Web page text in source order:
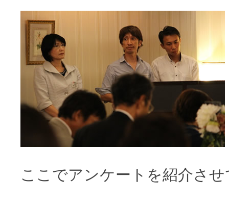
ここでアンケートを紹介さ